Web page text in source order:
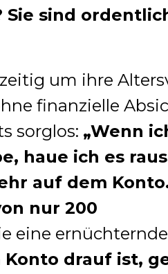
Sie sind
um ihre
finanzielle
sorglos: „Wenn
haue ich es
auf dem
nur 200
eine ernüchternde
Konto drauf ist,